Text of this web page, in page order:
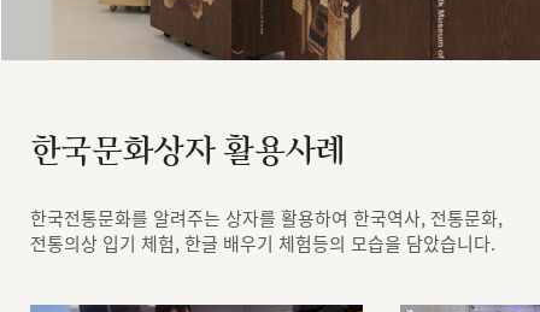
한국문화상자 활용사례
한국전통문화를 알려주는 상자를 활용하여 한국역사, 전통문화,
전통의상 입기 체험, 한글 배우기 체험등의 모습을 담았습니다.